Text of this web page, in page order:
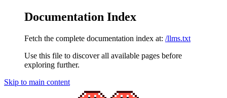
Documentation Index
Fetch the complete documentation index at: /llms.txt
Use this file to discover all available pages before
exploring further.
Skip to main content